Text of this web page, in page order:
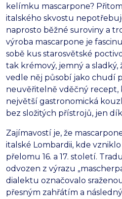
kelímku mascarpone?
italského skvostu
naprosto běžné suroviny a
výroba mascarpone je
sobě kus starosvětské
tak krémový, jemný a sladký,
vedle něj působí jako chudí
neuvěřitelně vděčný recept,
největší gastronomická
bez složitých přístrojů, jen
Zajímavostí je, že
italské Lombardii, kde
přelomu 16. a 17. století.
odvozen z výrazu
dialektu označovalo
přesným zahřátím a